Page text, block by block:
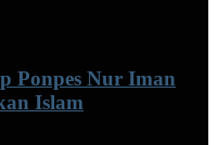
Ponpes Nur Iman
Islam